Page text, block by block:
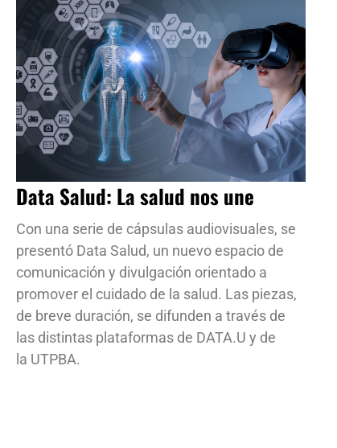
Data Salud: La salud nos une
Con una serie de cápsulas audiovisuales, se
presentó Data Salud, un nuevo espacio de
comunicación y divulgación orientado a
promover el cuidado de la salud. Las piezas,
de breve duración, se difunden a través de
las distintas plataformas de DATA.U y de
la UTPBA.